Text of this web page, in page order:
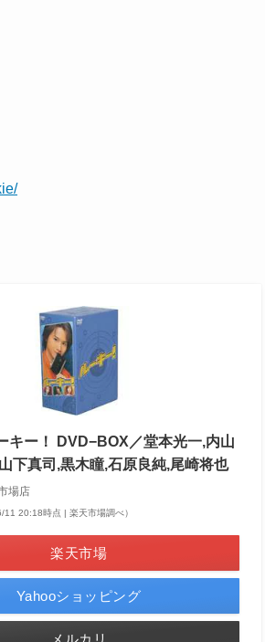
キー！ DVD−BOX／堂本光一,内山
下真司,黒木瞳,石原良純,尾崎将也
場店
11 20:18時点 | 楽天市場調べ）
楽天市場
Yahooショッピング